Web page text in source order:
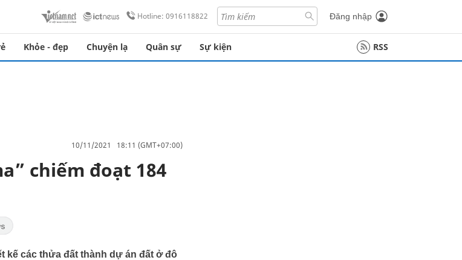
Hotline: 0916118822 Đăng nhập
Khỏe - đẹp Chuyện lạ Quân sự Sự kiện RSS
10/11/2021 18:11 (GMT+07:00)
chiếm đoạt 184
kế các thửa đất thành dự án đất ở đô